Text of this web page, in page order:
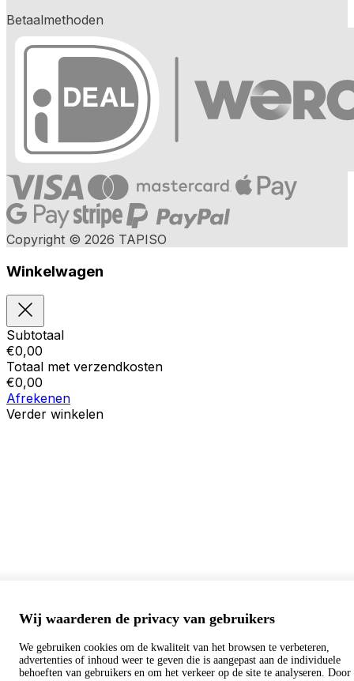
Betaalmethoden
Copyright © 2026 TAPISO
Wij waarderen de privacy van gebruikers
We gebruiken cookies om de kwaliteit van het browsen te verbeteren,
advertenties of inhoud weer te geven die is aangepast aan de individuele
behoeften van gebruikers en om het verkeer op de site te analyseren. Door
Winkelwagen
Subtotaal
€0,00
Totaal met verzendkosten
€0,00
Afrekenen
Verder winkelen